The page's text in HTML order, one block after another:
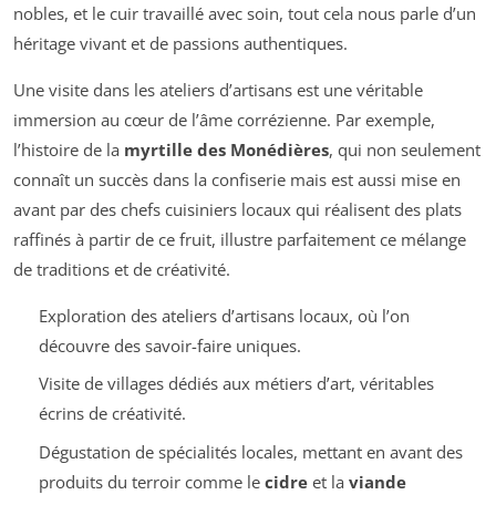
nobles, et le cuir travaillé avec soin, tout cela nous parle d’un
héritage vivant et de passions authentiques.
Une visite dans les ateliers d’artisans est une véritable
immersion au cœur de l’âme corrézienne. Par exemple,
l’histoire de la myrtille des Monédières, qui non seulement
connaît un succès dans la confiserie mais est aussi mise en
avant par des chefs cuisiniers locaux qui réalisent des plats
raffinés à partir de ce fruit, illustre parfaitement ce mélange
de traditions et de créativité.
Exploration des ateliers d’artisans locaux, où l’on
découvre des savoir-faire uniques.
Visite de villages dédiés aux métiers d’art, véritables
écrins de créativité.
Dégustation de spécialités locales, mettant en avant des
produits du terroir comme le cidreet la viande